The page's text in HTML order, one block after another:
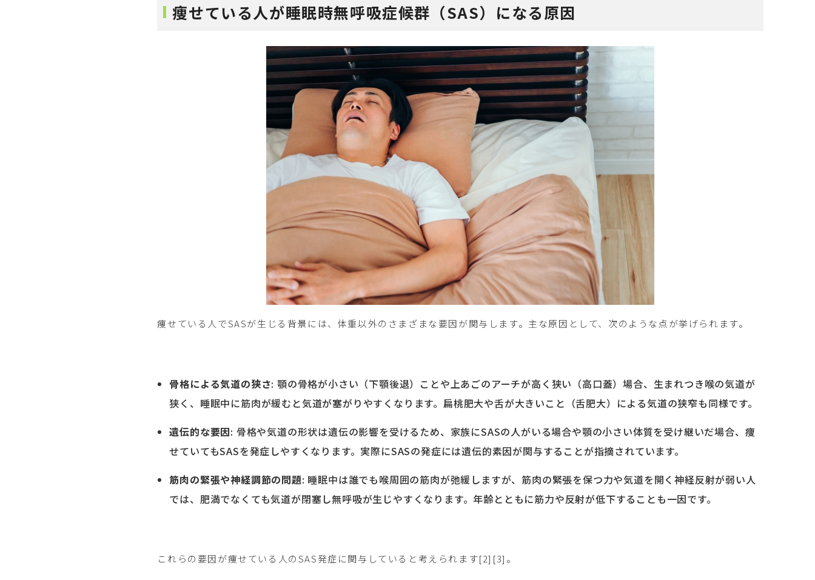
痩せている人が睡眠時無呼吸症候群（SAS）になる原因
痩せている人でSASが生じる背景には、体重以外のさまざまな要因が関与します。主な原因として、次のような点が挙げられます。
骨格による気道の狭さ: 顎の骨格が小さい（下顎後退）ことや上あごのアーチが高く狭い（高口蓋）場合、生まれつき喉の気道が
狭く、睡眠中に筋肉が緩むと気道が塞がりやすくなります。扁桃肥大や舌が大きいこと（舌肥大）による気道の狭窄も同様です。
遺伝的な要因: 骨格や気道の形状は遺伝の影響を受けるため、家族にSASの人がいる場合や顎の小さい体質を受け継いだ場合、痩
せていてもSASを発症しやすくなります。実際にSASの発症には遺伝的素因が関与することが指摘されています。
筋肉の緊張や神経調節の問題: 睡眠中は誰でも喉周囲の筋肉が弛緩しますが、筋肉の緊張を保つ力や気道を開く神経反射が弱い人
では、肥満でなくても気道が閉塞し無呼吸が生じやすくなります。年齢とともに筋力や反射が低下することも一因です。
これらの要因が痩せている人のSAS発症に関与していると考えられます[2][3]。